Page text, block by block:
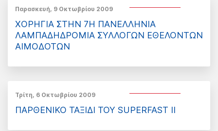
Παρασκευή, 9 Οκτωβρίου 2009
ΧΟΡΗΓΙΑ ΣΤΗΝ 7Η ΠΑΝΕΛΛΗΝΙΑ
ΛΑΜΠΑΔΗΔΡΟΜΙΑ ΣΥΛΛΟΓΩΝ ΕΘΕΛΟΝΤΩΝ
ΑΙΜΟΔΟΤΩΝ
Τρίτη, 6 Οκτωβρίου 2009
ΠΑΡΘΕΝΙΚΟ ΤΑΞΙΔΙ ΤΟΥ SUPERFAST II